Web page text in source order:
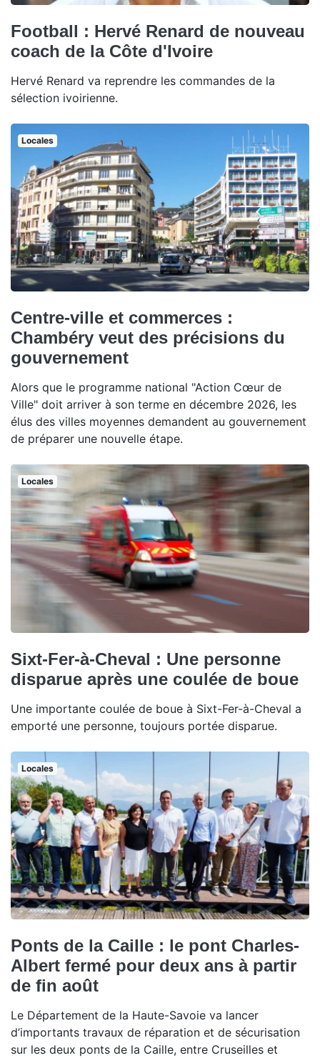
Football : Hervé Renard de nouveau
coach de la Côte d'Ivoire
Hervé Renard va reprendre les commandes de la
sélection ivoirienne.
Locales
Centre-ville et commerces :
Chambéry veut des précisions du
gouvernement
Alors que le programme national "Action Cœur de
Ville" doit arriver à son terme en décembre 2026, les
élus des villes moyennes demandent au gouvernement
de préparer une nouvelle étape.
Locales
Sixt-Fer-à-Cheval : Une personne
disparue après une coulée de boue
Une importante coulée de boue à Sixt-Fer-à-Cheval a
emporté une personne, toujours portée disparue.
Locales
Ponts de la Caille : le pont Charles-
Albert fermé pour deux ans à partir
de fin août
Le Département de la Haute-Savoie va lancer
d’importants travaux de réparation et de sécurisation
sur les deux ponts de la Caille, entre Cruseilles et